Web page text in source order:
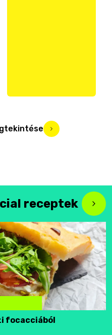
receptek
focacciából